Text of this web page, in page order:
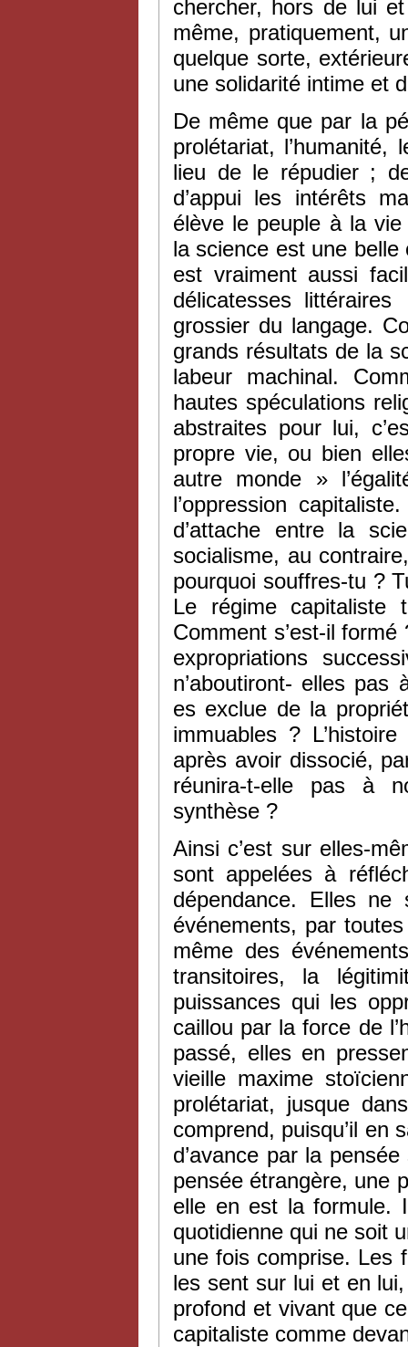
chercher, hors de lui
même, pratiquement,
quelque sorte,
une solidarité intime et
De même que par la
prolétariat, l’humanité,
lieu de le répudier ;
d’appui les intérêts
élève le peuple à la
la science est une
est vraiment aussi
délicatesses
grossier du langage.
grands résultats de la
labeur machinal.
hautes spéculations
abstraites pour lui,
propre vie, ou bien
autre monde »
l’oppression
d’attache entre la
socialisme, au
pourquoi souffres-tu ?
Le régime capitaliste
Comment s’est-il
expropriations
n’aboutiront- elles pas
es exclue de la
immuables ?
après avoir dissocié,
réunira-t-elle pas à
synthèse ?
Ainsi c’est sur elles-
sont appelées à
dépendance. Elles
événements, par
même des
transitoires, la
puissances qui les
caillou par la force de
passé, elles en
vieille maxime
prolétariat, jusque
comprend, puisqu’il en
d’avance par la
pensée étrangère, une
elle en est la formule.
quotidienne qui ne soit
une fois comprise. Les
les sent sur lui et en
profond et vivant que
capitaliste comme